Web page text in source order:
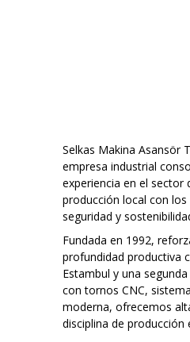
Selkas Makina Asansör
empresa industrial
experiencia en el sector
producción local con
seguridad y
Fundada en 1992,
profundidad productiva
Estambul y una
con tornos CNC,
moderna, ofrecemos
disciplina de producción